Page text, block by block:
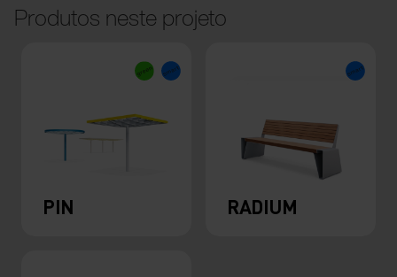
Produtos neste projeto
PIN RADIUM